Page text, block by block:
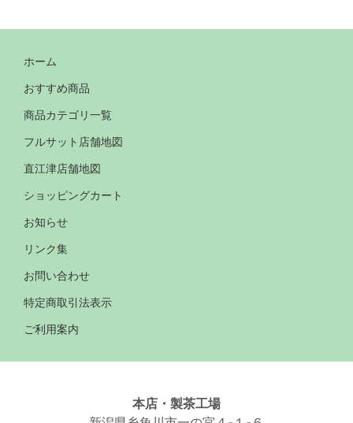
ホーム
おすすめ商品
商品カテゴリ一覧
フルサット店舗地図
直江津店舗地図
ショッピングカート
お知らせ
リンク集
お問い合わせ
特定商取引法表示
ご利用案内
本店・製茶工場